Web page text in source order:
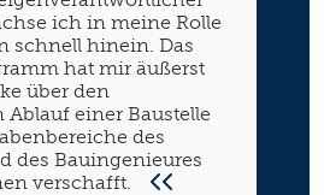
ich in meine Rolle
schnell hinein. Das
hat mir äußerst
über den
einer Baustelle
des
des Bauingenieures
verschafft.